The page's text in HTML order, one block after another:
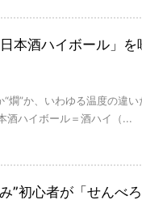
本酒ハイボール」
燗”か、いわゆる温度の違
酒ハイボール＝酒ハイ（...
”初心者が「せんべ